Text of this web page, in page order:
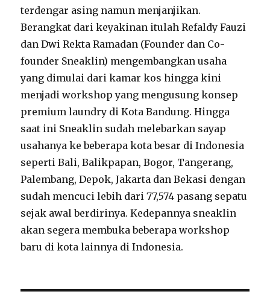
terdengar asing namun menjanjikan.
Berangkat dari keyakinan itulah Refaldy Fauzi
dan Dwi Rekta Ramadan (Founder dan Co-
founder Sneaklin) mengembangkan usaha
yang dimulai dari kamar kos hingga kini
menjadi workshop yang mengusung konsep
premium laundry di Kota Bandung. Hingga
saat ini Sneaklin sudah melebarkan sayap
usahanya ke beberapa kota besar di Indonesia
seperti Bali, Balikpapan, Bogor, Tangerang,
Palembang, Depok, Jakarta dan Bekasi dengan
sudah mencuci lebih dari 77,574 pasang sepatu
sejak awal berdirinya. Kedepannya sneaklin
akan segera membuka beberapa workshop
baru di kota lainnya di Indonesia.